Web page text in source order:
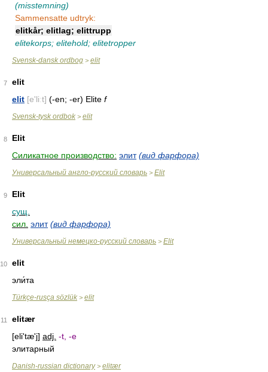
(misstemning)
Sammensatte udtryk:
elitkår; elitlag; elittrupp
elitekorps; elitehold; elitetropper
Svensk-dansk ordbog > elit
7
elit
elit [e'liːt] (-en; -er) Elite f
Svensk-tysk ordbok > elit
8
Elit
Силикатное производство: элит (вид фарфора)
Универсальный англо-русский словарь > Elit
9
Elit
сущ.
сил. элит (вид фарфора)
Универсальный немецко-русский словарь > Elit
10
elit
эли́та
Türkçe-rusça sözlük > elit
11
elitær
[eli'tæ'j] adj. -t, -e
элитарный
Danish-russian dictionary> elitær